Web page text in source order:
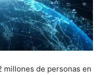
millones de personas en